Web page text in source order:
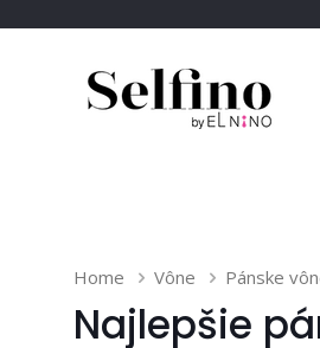
Home Vône Pánske
Najlepšie